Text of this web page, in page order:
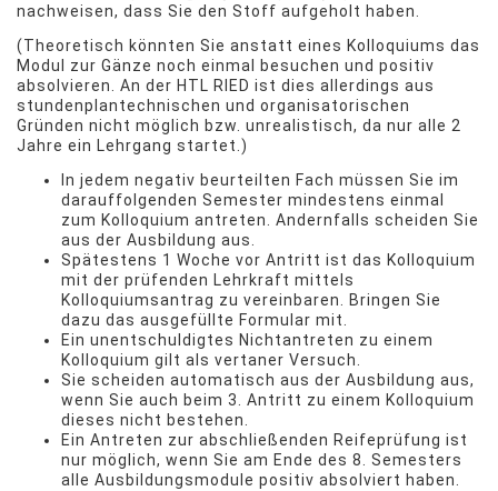
nachweisen, dass Sie den Stoff aufgeholt haben.
(Theoretisch könnten Sie anstatt eines Kolloquiums das
Modul zur Gänze noch einmal besuchen und positiv
absolvieren. An der HTL RIED ist dies allerdings aus
stundenplantechnischen und organisatorischen
Gründen nicht möglich bzw. unrealistisch, da nur alle 2
Jahre ein Lehrgang startet.)
In jedem negativ beurteilten Fach müssen Sie im
darauffolgenden Semester mindestens einmal
zum Kolloquium antreten. Andernfalls scheiden Sie
aus der Ausbildung aus.
Spätestens 1 Woche vor Antritt ist das Kolloquium
mit der prüfenden Lehrkraft mittels
Kolloquiumsantrag zu vereinbaren. Bringen Sie
dazu das ausgefüllte Formular mit.
Ein unentschuldigtes Nichtantreten zu einem
Kolloquium gilt als vertaner Versuch.
Sie scheiden automatisch aus der Ausbildung aus,
wenn Sie auch beim 3. Antritt zu einem Kolloquium
dieses nicht bestehen.
Ein Antreten zur abschließenden Reifeprüfung ist
nur möglich, wenn Sie am Ende des 8. Semesters
alle Ausbildungsmodule positiv absolviert haben.